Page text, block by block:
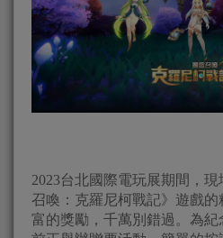
2023台北國際電玩展期間，
召喚：克羅尼柯戰記》遊戲
富的獎勵，千萬別錯過。為紀